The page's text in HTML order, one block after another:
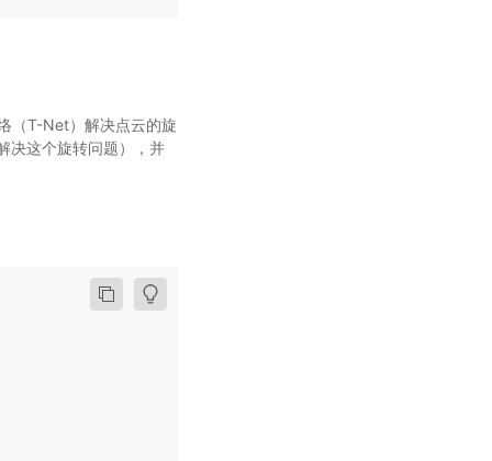
（T-Net）解决点云的旋
决这个旋转问题），并